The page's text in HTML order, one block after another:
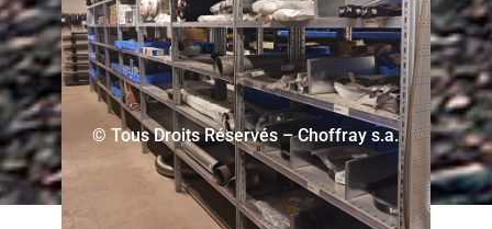
© Tous Droits Réservés – Choffray s.a.